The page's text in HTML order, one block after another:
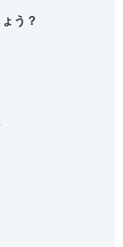
う？